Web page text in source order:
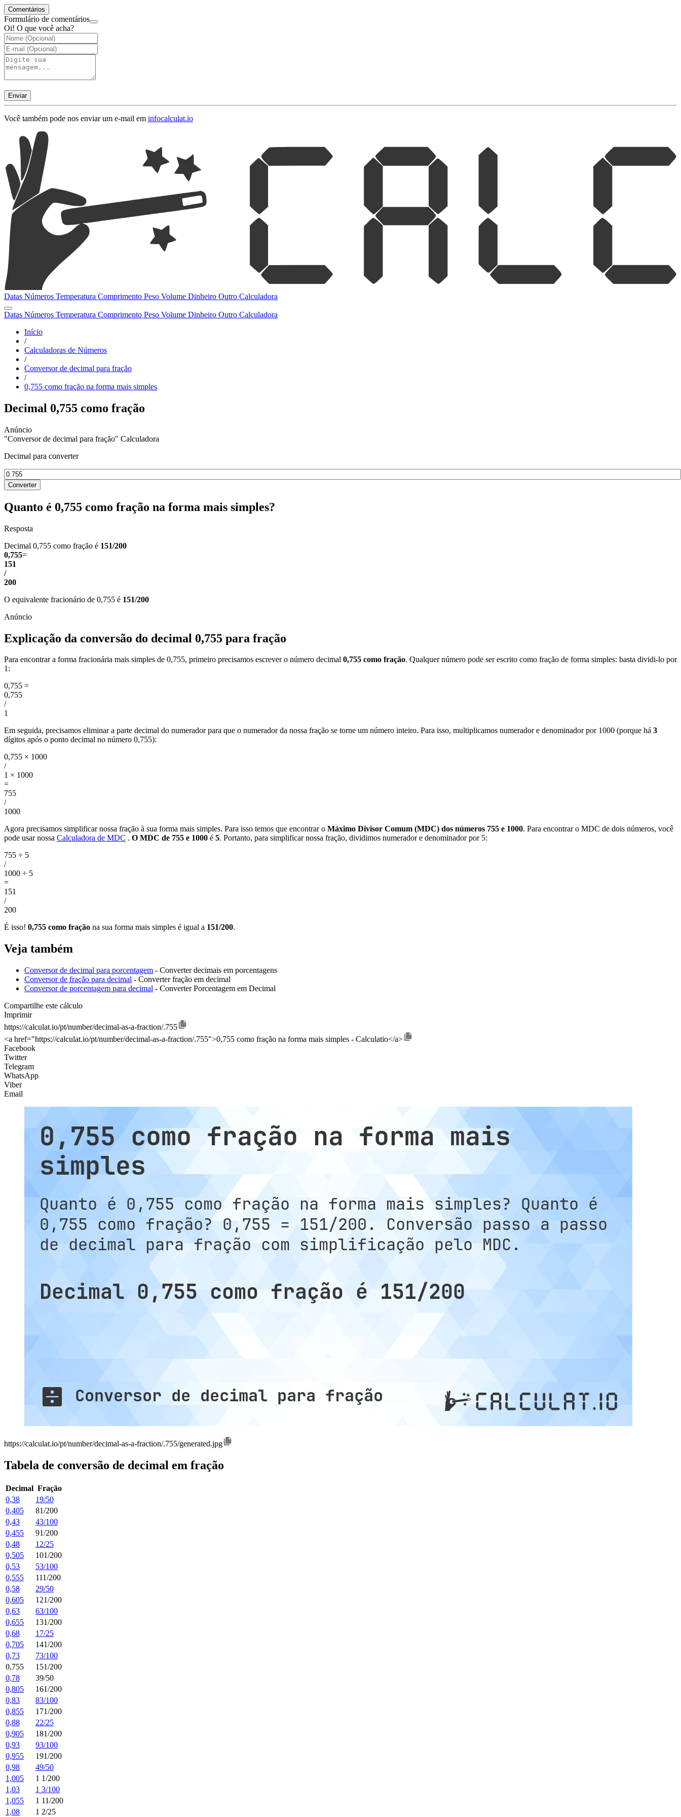
Comentários
Formulário de comentários
Oi! O que você acha?
Enviar
Você também pode nos enviar um e-mail em infocalculat.io
Datas Números Temperatura Comprimento Peso Volume Dinheiro Outro Calculadora
Datas Números Temperatura Comprimento Peso Volume Dinheiro Outro Calculadora
Início
/
Calculadoras de Números
/
Conversor de decimal para fração
/
0,755 como fração na forma mais simples
Decimal 0,755 como fração
"Conversor de decimal para fração" Calculadora
Decimal para converter
Converter
Quanto é 0,755 como fração na forma mais simples?
Resposta
Decimal 0,755 como fração é 151/200
0,755=
151
/
200
O equivalente fracionário de 0,755 é 151/200
Explicação da conversão do decimal 0,755 para fração
Para encontrar a forma fracionária mais simples de 0,755, primeiro precisamos escrever o número decimal 0,755 como fração. Qualquer número pode ser escrito como fração de forma simples: basta dividi-lo por
1:
0,755 =
0,755
/
1
Em seguida, precisamos eliminar a parte decimal do numerador para que o numerador da nossa fração se torne um número inteiro. Para isso, multiplicamos numerador e denominador por 1000 (porque há 3
dígitos após o ponto decimal no número 0,755):
0,755 × 1000
/
1 × 1000
=
755
/
1000
Agora precisamos simplificar nossa fração à sua forma mais simples. Para isso temos que encontrar o Máximo Divisor Comum (MDC) dos números 755 e 1000. Para encontrar o MDC de dois números, você
pode usar nossa Calculadora de MDC . O MDC de 755 e 1000 é 5. Portanto, para simplificar nossa fração, dividimos numerador e denominador por 5:
755 ÷ 5
/
1000 ÷ 5
=
151
/
200
É isso! 0,755 como fração na sua forma mais simples é igual a 151/200.
Veja também
Conversor de decimal para porcentagem - Converter decimais em porcentagens
Conversor de fração para decimal - Converter fração em decimal
Conversor de porcentagem para decimal - Converter Porcentagem em Decimal
Compartilhe este cálculo
Imprimir
https://calculat.io/pt/number/decimal-as-a-fraction/.755
<a href="https://calculat.io/pt/number/decimal-as-a-fraction/.755">0,755 como fração na forma mais simples - Calculatio</a>
Facebook
Twitter
Telegram
WhatsApp
Viber
Email
https://calculat.io/pt/number/decimal-as-a-fraction/.755/generated.jpg
Tabela de conversão de decimal em fração
Decimal Fração
0,38
19/50
0,405
81/200
0,43
43/100
0,455
91/200
0,48
12/25
0,505
101/200
0,53
53/100
0,555
111/200
0,58
29/50
0,605
121/200
0,63
63/100
0,655
131/200
0,68
17/25
0,705
141/200
0,73
73/100
0,755
151/200
0,78
39/50
0,805
161/200
0,83
83/100
0,855
171/200
0,88
22/25
0,905
181/200
0,93
93/100
0,955
191/200
0,98
49/50
1,005
1 1/200
1,03
1 3/100
1,055
1 11/200
1,08
1 2/25